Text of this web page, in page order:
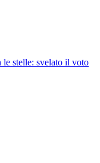
le stelle: svelato il voto